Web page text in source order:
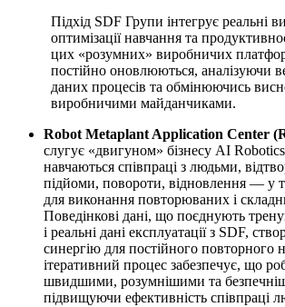
Підхід SDF Групи інтегрує реальні
оптимізації навчання та
цих «розумних» виробничих
постійно оновлюються, аналізуючи
даних процесів та обмінюючись
виробничими майданчиками.
Robot Metaplant Application Center
слугує «двигуном» бізнесу AI
навчаються співпраці з людьми,
підйоми, повороти, відновлення — у
для виконання повторюваних і
Поведінкові дані, що поєднують
і реальні дані експлуатації з SDF,
синергію для постійного повторного
ітеративний процес забезпечує, що
швидшими, розумнішими та
підвищуючи ефективність співпраці